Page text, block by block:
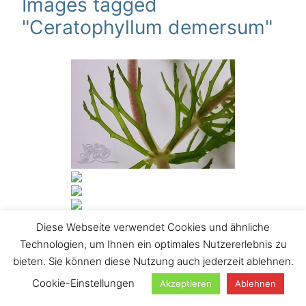
"Ceratophyllum demersum"
[ZEIGE DIASHOW]
Suchen
Diese Webseite verwendet Cookies und ähnliche
Technologien, um Ihnen ein optimales Nutzererlebnis zu
bieten. Sie können diese Nutzung auch jederzeit ablehnen.
Cookie-Einstellungen
Akzeptieren Ablehnen